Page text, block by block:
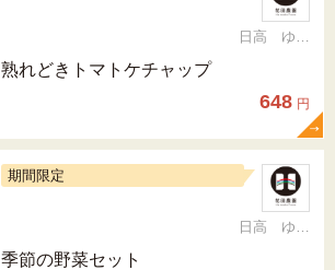
日高 ゆかり
熟れどきトマトケチャップ
648 円
期間限定
日高 ゆかり
季節の野菜セット